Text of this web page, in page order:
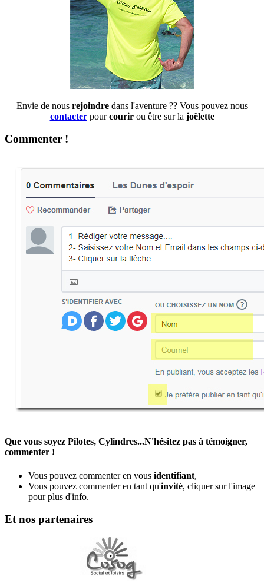
Envie de nous rejoindre dans l'aventure ?? Vous pouvez nous
contacterpourcourir ou être sur la joëlette
Commenter !
Que vous soyez Pilotes, Cylindres...N'hésitez pas à témoigner,
commenter !
Vous pouvez commenter en vous identifiant,
Vous pouvez commenter en tant qu'invité, cliquer sur l'image
pour plus d'info.
Et nos partenaires